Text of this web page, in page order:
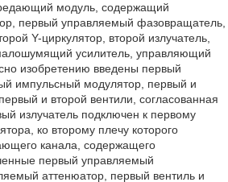
модуль, содержащий
первый управляемый фазовращатель,
Y-циркулятор, второй излучатель,
усилитель, управляющий
изобретению введены первый
импульсный модулятор, первый и
и второй вентили, согласованная
излучатель подключен к первому
ко второму плечу которого
канала, содержащего
первый управляемый
аттенюатор, первый вентиль и